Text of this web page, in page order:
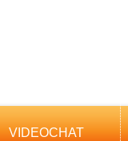
VIDEOCHAT